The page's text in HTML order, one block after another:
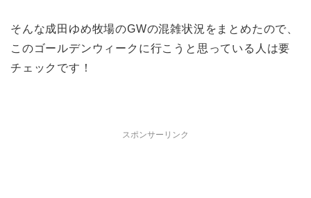
そんな成田ゆめ牧場のGWの混雑状況をまとめたので、
このゴールデンウィークに行こうと思っている人は要
チェックです！
スポンサーリンク